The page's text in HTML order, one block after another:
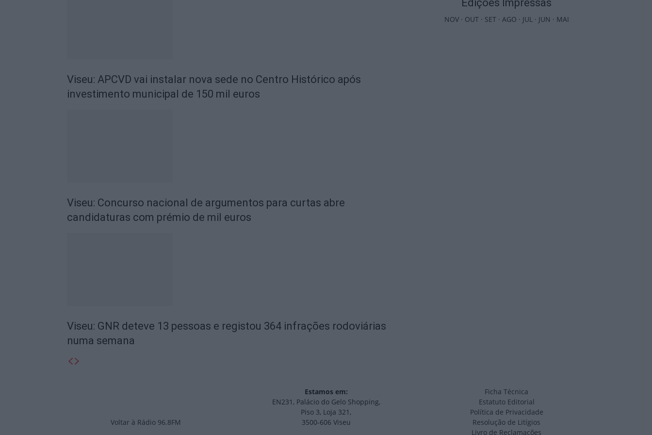
Viseu: APCVD vai instalar nova sede no Centro Histórico após
investimento municipal de 150 mil euros
Viseu: Concurso nacional de argumentos para curtas abre
candidaturas com prémio de mil euros
Viseu: GNR deteve 13 pessoas e registou 364 infrações rodoviárias
numa semana
Edições Impressas
NOV· OUT· SET· AGO · JUL· JUN · MAI
Voltar à Rádio 96.8FM
Estamos em:
EN231, Palácio do Gelo Shopping,
Piso 3, Loja 321,
3500-606 Viseu
Ficha Técnica
Estatuto Editorial
Política de Privacidade
Resolução de Litígios
Livro de Reclamações